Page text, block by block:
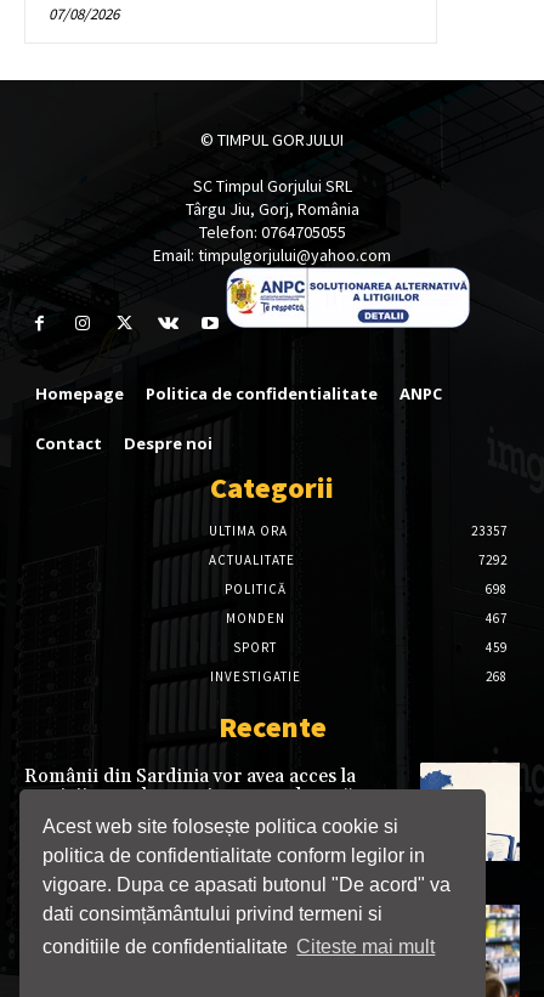
Acest web site folosește politica cookie si
politica de confidentialitate conform legilor in
vigoare. Dupa ce apasati butonul "De acord" va
dati consimțământului privind termeni si
conditiile de confidentialitate Citeste mai mult
07/08/2026
© TIMPUL GORJULUI
SC Timpul Gorjului SRL
Târgu Jiu, Gorj, România
Telefon: 0764705055
Email: timpulgorjului@yahoo.com
Homepage Politica de confidentialitate ANPC
Contact Despre noi
Categorii
ULTIMA ORA
23357
ACTUALITATE
7292
POLITICĂ
698
MONDEN
467
SPORT
459
INVESTIGATIE
268
Recente
Românii din Sardinia vor avea acces la
servicii consulare mai aproape de casă.
Punct consular itinerant, deschis la Cagliari
din 7 august
07/08/2026
Gorj: A furat dintr-un magazin din Rovinari
și a ajuns direct în arest